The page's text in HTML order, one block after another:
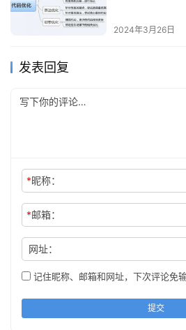
2024年3月26日
发表回复
*昵称：
*邮箱：
网址：
记住昵称、邮箱和网址，下次评论免
提交